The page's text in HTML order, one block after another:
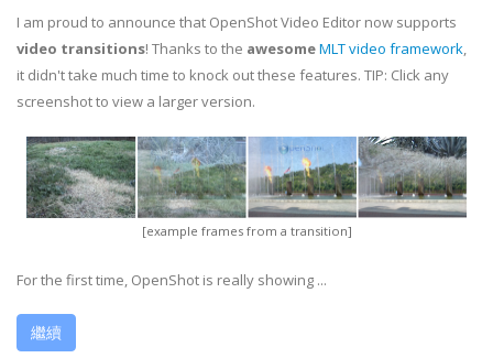
I am proud to announce that OpenShot Video Editor now supports
video transitions! Thanks to the awesomeMLT video framework,
it didn't take much time to knock out these features. TIP: Click any
screenshot to view a larger version.
[example frames from a transition]
For the first time, OpenShot is really showing ...
繼續